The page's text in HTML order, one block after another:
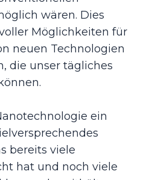
wären. Dies
Möglichkeiten für
neuen Technologien
die unser tägliches
ein
bereits viele
hat und noch viele